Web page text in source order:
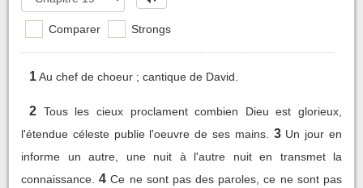
Comparer Strongs
1Au chef de choeur ; cantique de David.
2 Tous les cieux proclament combien Dieu est glorieux,
l'étendue céleste publie l'oeuvre de ses mains.
3 Un jour en
informe un autre, une nuit à l'autre nuit en transmet la
connaissance. 4 Ce ne sont pas des paroles, ce ne sont pas